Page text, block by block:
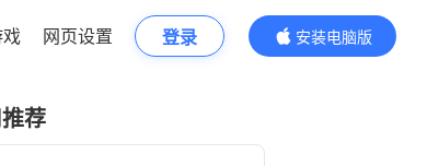
网页设置 登录
安装电脑版
内容更精彩
荐